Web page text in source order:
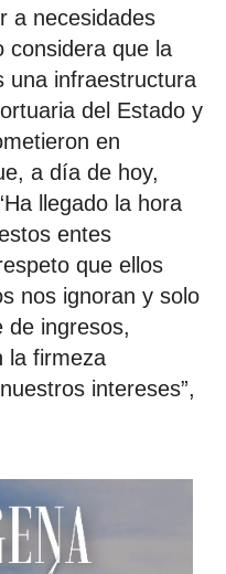
a necesidades
considera que la
una infraestructura
del Estado y
en
a día de hoy,
llegado la hora
entes
que ellos
nos ignoran y solo
de ingresos,
la firmeza
intereses”,